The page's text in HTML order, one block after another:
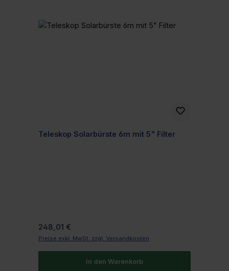
Teleskop Solarbürste 6m mit 5" Filter
Regulärer Preis:
248,01 €
Preise exkl. MwSt. zzgl. Versandkosten
In den Warenkorb